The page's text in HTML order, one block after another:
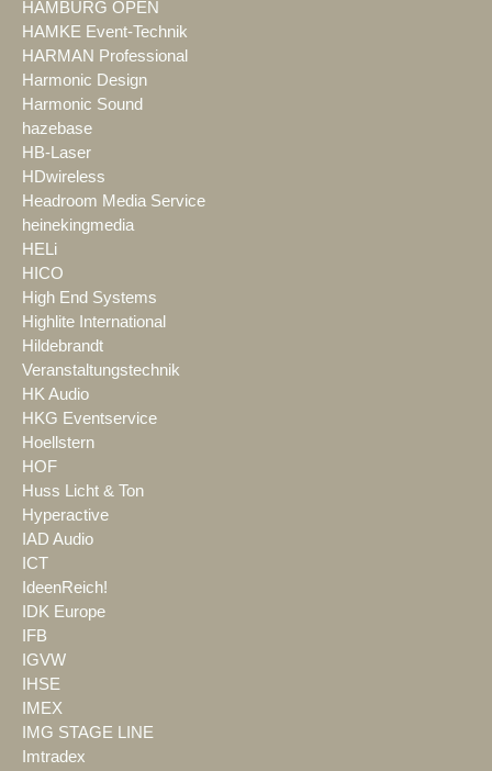
HAMBURG OPEN
HAMKE Event-Technik
HARMAN Professional
Harmonic Design
Harmonic Sound
hazebase
HB-Laser
HDwireless
Headroom Media Service
heinekingmedia
HELi
HICO
High End Systems
Highlite International
Hildebrandt
Veranstaltungstechnik
HK Audio
HKG Eventservice
Hoellstern
HOF
Huss Licht & Ton
Hyperactive
IAD Audio
ICT
IdeenReich!
IDK Europe
IFB
IGVW
IHSE
IMEX
IMG STAGE LINE
Imtradex